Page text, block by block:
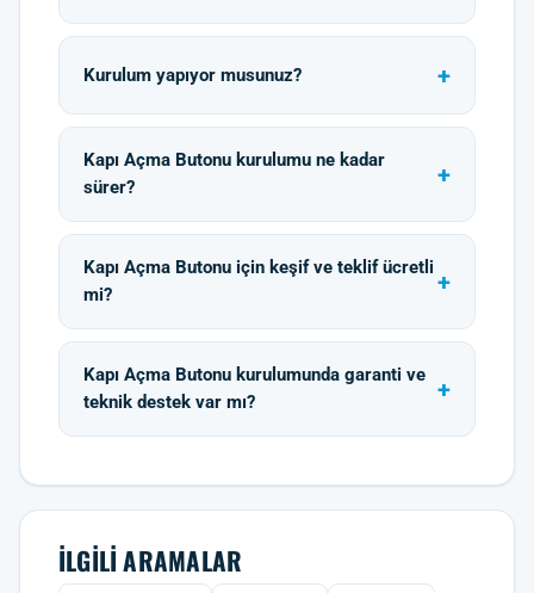
Kurulum yapıyor musunuz?
Kapı Açma Butonu kurulumu ne kadar
sürer?
Kapı Açma Butonu için keşif ve teklif ücretli
mi?
Kapı Açma Butonu kurulumunda garanti ve
teknik destek var mı?
İLGILI ARAMALAR